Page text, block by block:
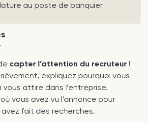
au poste de banquier
capter l’attention du recruteur !
expliquez pourquoi vous
attire dans l’entreprise.
vous avez vu l’annonce pour
fait des recherches.